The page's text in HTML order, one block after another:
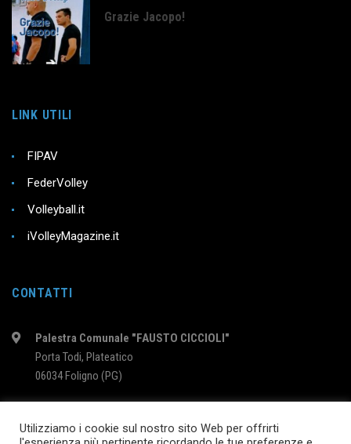
Grazie Jacopo!
LINK UTILI
FIPAV
FederVolley
Volleyball.it
iVolleyMagazine.it
CONTATTI
Palestra Comunale "FAUSTO CICCIOLI"
Porta Todi, Plateatico
06034 Foligno (PG)
Utilizziamo i cookie sul nostro sito Web per offrirti